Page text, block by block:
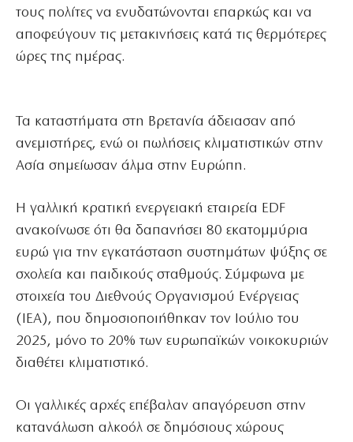
τους πολίτες να ενυδατώνονται επαρκώς και να
αποφεύγουν τις μετακινήσεις κατά τις θερμότερες
ώρες της ημέρας.
Τα καταστήματα στη Βρετανία άδειασαν από
ανεμιστήρες, ενώ οι πωλήσεις κλιματιστικών στην
Ασία σημείωσαν άλμα στην Ευρώπη.
Η γαλλική κρατική ενεργειακή εταιρεία EDF
ανακοίνωσε ότι θα δαπανήσει 80 εκατομμύρια
ευρώ για την εγκατάσταση συστημάτων ψύξης σε
σχολεία και παιδικούς σταθμούς. Σύμφωνα με
στοιχεία του Διεθνούς Οργανισμού Ενέργειας
(IEA), που δημοσιοποιήθηκαν τον Ιούλιο του
2025, μόνο το 20% των ευρωπαϊκών νοικοκυριών
διαθέτει κλιματιστικό.
Οι γαλλικές αρχές επέβαλαν απαγόρευση στην
κατανάλωση αλκοόλ σε δημόσιους χώρους